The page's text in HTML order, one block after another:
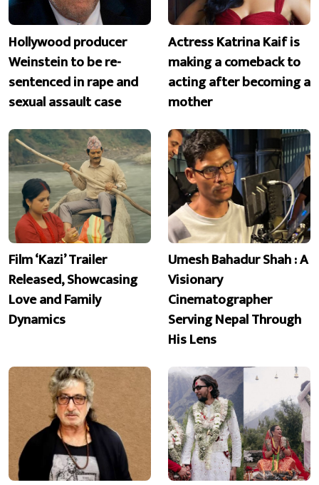
Hollywood producer
Weinstein to be re-
sentenced in rape and
sexual assault case
Actress Katrina Kaif is
making a comeback to
acting after becoming a
mother
Film ‘Kazi’ Trailer
Released, Showcasing
Love and Family
Dynamics
Umesh Bahadur Shah : A
Visionary
Cinematographer
Serving Nepal Through
His Lens